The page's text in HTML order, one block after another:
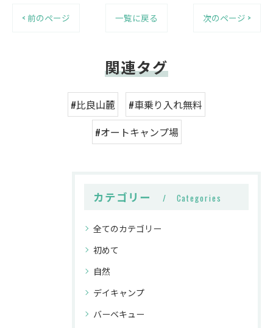
< 前のページ 一覧に戻る 次のページ >
関連タグ
#比良山麓
#車乗り入れ無料
#オートキャンプ場
カテゴリー Categories
全てのカテゴリー
初めて
自然
デイキャンプ
バーベキュー